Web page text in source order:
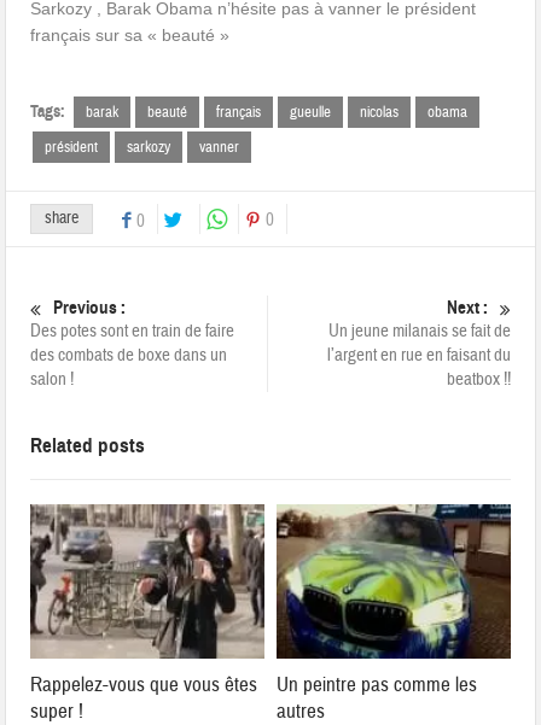
Sarkozy , Barak Obama n’hésite pas à vanner le président
français sur sa « beauté »
Tags: barak beauté français gueulle nicolas
obama
président
sarkozy vanner
share 0 0
Previous :
Des potes sont en train de faire
des combats de boxe dans un
salon !
Next :
Un jeune milanais se fait de
l’argent en rue en faisant du
beatbox !!
Related posts
Rappelez-vous que vous êtes
super !
Un peintre pas comme les
autres